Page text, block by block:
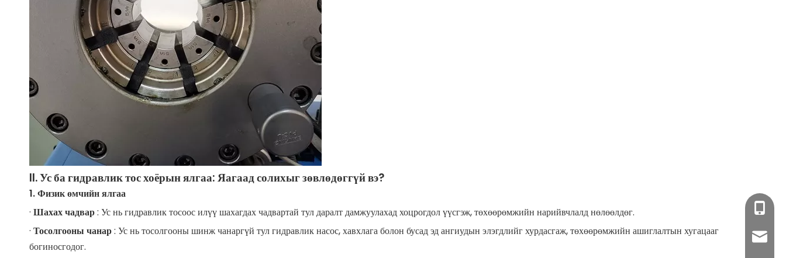
II. Ус ба гидравлик тос хоёрын ялгаа: Яагаад солихыг зөвлөдөггүй вэ?
1. Физик өмчийн ялгаа
· Шахах чадвар: Ус нь гидравлик тосоос илүү шахагдах чадвартай тул даралт дамжуулахад хоцрогдол үүсгэж, төхөөрөмжийн нарийвчлалд нөлөөлдөг.
· Тосолгооны чанар: Ус нь тосолгооны шинж чанаргүй тул гидравлик насос, хавхлага болон бусад эд ангиудын элэгдлийг хурдасгаж, төхөөрөмжийн ашиглалтын хугацааг
богиносгодог.
+86-